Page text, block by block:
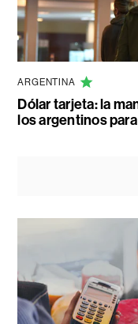
ARGENTINA
Dólar tarjeta: la
los argentinos